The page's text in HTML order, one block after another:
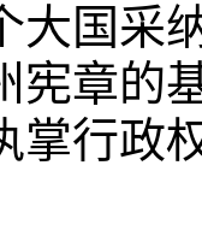
大国采
宪章的
掌行政